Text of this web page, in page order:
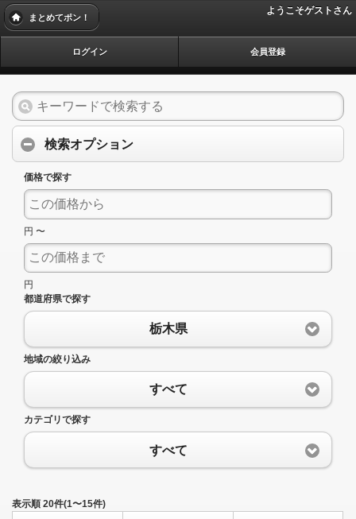
まとめてポン！
ようこそゲストさん
ログイン 会員登録
検索オプション
価格で探す
円 〜
円
都道府県で探す
栃木県
地域の絞り込み
すべて
カテゴリで探す
すべて
表示順 20件(1〜15件)